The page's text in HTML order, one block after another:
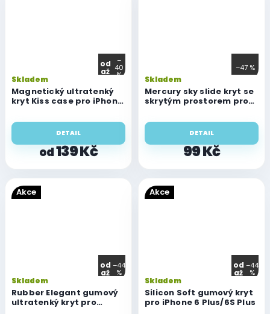
od
až
–
40
%
Magnetický ultratenký
kryt Kiss case pro iPhone
Skladem
od139 Kč
DETAIL
–47 %
Mercury sky slide kryt se
skrytým prostorem pro
Skladem
99 Kč
DETAIL
Akce
od
až
–44
%
Rubber Elegant gumový
ultratenký kryt pro
Skladem
Akce
od
až
–44
%
Silicon Soft gumový kryt
pro iPhone 6 Plus/6S Plus
Skladem